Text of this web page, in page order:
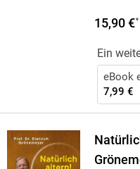
15,90 €*
Ein
eBook
7,99 €